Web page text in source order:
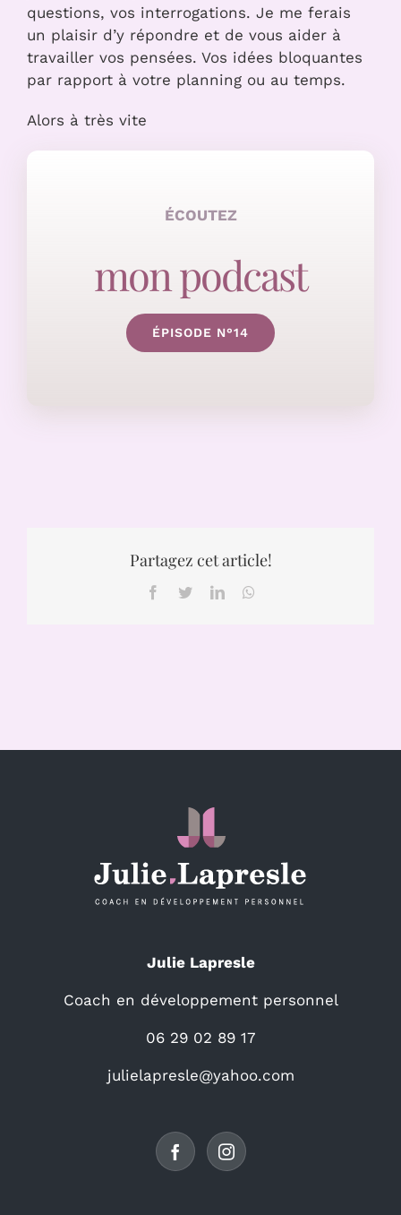
questions, vos interrogations. Je me ferais
un plaisir d’y répondre et de vous aider à
travailler vos pensées. Vos idées bloquantes
par rapport à votre planning ou au temps.
Alors à très vite
ÉCOUTEZ
mon podcast
ÉPISODE N°14
Partagez cet article!
Facebook
TwitterLinkedIn
Julie Lapresle
Coach en développement personnel
06 29 02 89 17
julielapresle@yahoo.com